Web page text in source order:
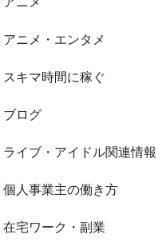
アニメ・エンタメ
スキマ時間に稼ぐ
ブログ
ライブ・アイドル関連情報
個人事業主の働き方
在宅ワーク・副業